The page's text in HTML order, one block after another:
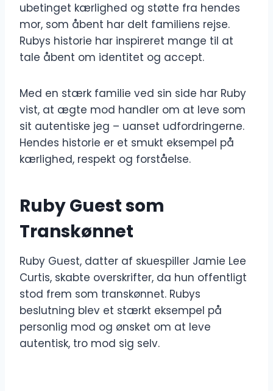
ubetinget kærlighed og støtte fra hendes
mor, som åbent har delt familiens rejse.
Rubys historie har inspireret mange til at
tale åbent om identitet og accept.
Med en stærk familie ved sin side har Ruby
vist, at ægte mod handler om at leve som
sit autentiske jeg – uanset udfordringerne.
Hendes historie er et smukt eksempel på
kærlighed, respekt og forståelse.
Ruby Guest som
Transkønnet
Ruby Guest, datter af skuespiller Jamie Lee
Curtis, skabte overskrifter, da hun offentligt
stod frem som transkønnet. Rubys
beslutning blev et stærkt eksempel på
personlig mod og ønsket om at leve
autentisk, tro mod sig selv.